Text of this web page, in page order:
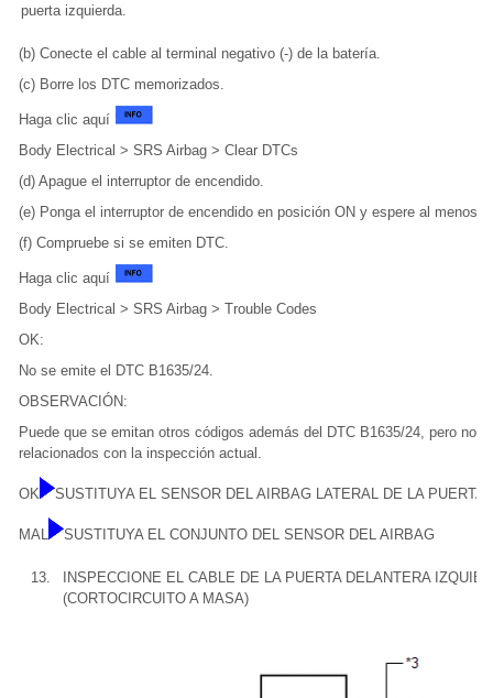
puerta izquierda.
(b) Conecte el cable al terminal negativo (-) de la batería.
(c) Borre los DTC memorizados.
Haga clic aquí
Body Electrical > SRS Airbag > Clear DTCs
(d) Apague el interruptor de encendido.
(e) Ponga el interruptor de encendido en posición ON y espere al menos
(f) Compruebe si se emiten DTC.
Haga clic aquí
Body Electrical > SRS Airbag > Trouble Codes
OK:
No se emite el DTC B1635/24.
OBSERVACIÓN:
Puede que se emitan otros códigos además del DTC B1635/24, pero no
relacionados con la inspección actual.
OK SUSTITUYA EL SENSOR DEL AIRBAG LATERAL DE LA PUERTA
MAL SUSTITUYA EL CONJUNTO DEL SENSOR DEL AIRBAG
13.
INSPECCIONE EL CABLE DE LA PUERTA DELANTERA
(CORTOCIRCUITO A MASA)